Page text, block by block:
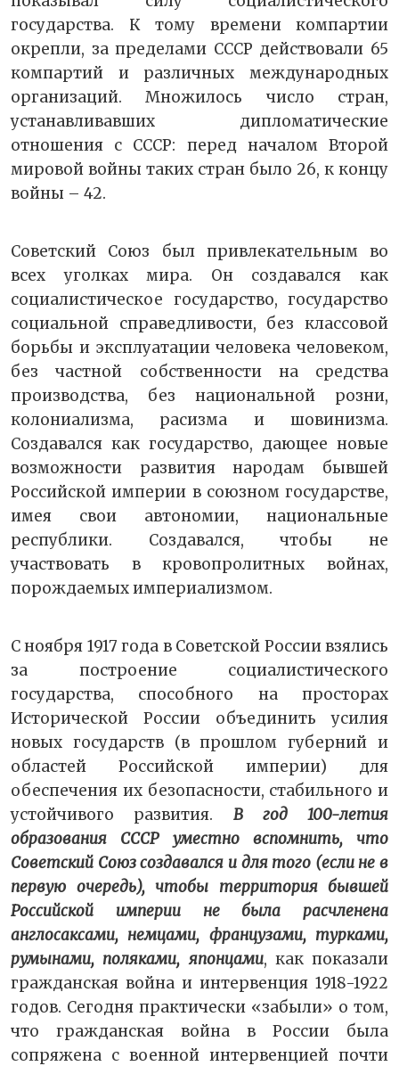
государства. К тому времени компартии
окрепли, за пределами СССР действовали 65
компартий и различных международных
организаций. Множилось число стран,
устанавливавших дипломатические
отношения с СССР: перед началом Второй
мировой войны таких стран было 26, к концу
войны – 42.
Советский Союз был привлекательным во
всех уголках мира. Он создавался как
социалистическое государство, государство
социальной справедливости, без классовой
борьбы и эксплуатации человека человеком,
без частной собственности на средства
производства, без национальной розни,
колониализма, расизма и шовинизма.
Создавался как государство, дающее новые
возможности развития народам бывшей
Российской империи в союзном государстве,
имея свои автономии, национальные
республики. Создавался, чтобы не
участвовать в кровопролитных войнах,
порождаемых империализмом.
С ноября 1917 года в Советской России взялись
за построение социалистического
государства, способного на просторах
Исторической России объединить усилия
новых государств (в прошлом губерний и
областей Российской империи) для
обеспечения их безопасности, стабильного и
устойчивого развития. В год 100-летия
образования СССР уместно вспомнить, что
Советский Союз создавался и для того (если не в
первую очередь), чтобы территория бывшей
Российской империи не была расчленена
англосаксами, немцами, французами, турками,
румынами, поляками, японцами, как показали
гражданская война и интервенция 1918-1922
годов. Сегодня практически «забыли» о том,
что гражданская война в России была
сопряжена с военной интервенцией почти